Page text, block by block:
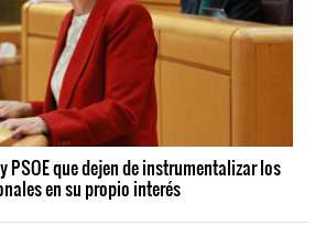
y PSOE que dejen de instrumentalizar los
en su propio interés